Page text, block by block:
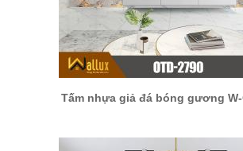
Tấm nhựa giả đá bóng gương W-